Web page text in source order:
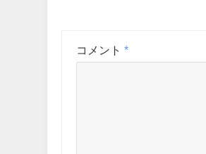
コメント*